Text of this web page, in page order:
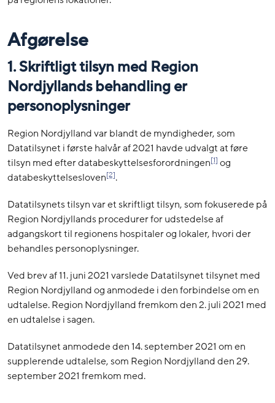
Afgørelse
1. Skriftligt tilsyn med Region
Nordjyllands behandling er
personoplysninger
Region Nordjylland var blandt de myndigheder, som
Datatilsynet i første halvår af 2021 havde udvalgt at føre
tilsyn med efter databeskyttelsesforordningen[1] og
databeskyttelsesloven[2].
Datatilsynets tilsyn var et skriftligt tilsyn, som fokuserede på
Region Nordjyllands procedurer for udstedelse af
adgangskort til regionens hospitaler og lokaler, hvori der
behandles personoplysninger.
Ved brev af 11. juni 2021 varslede Datatilsynet tilsynet med
Region Nordjylland og anmodede i den forbindelse om en
udtalelse. Region Nordjylland fremkom den 2. juli 2021 med
en udtalelse i sagen.
Datatilsynet anmodede den 14. september 2021 om en
supplerende udtalelse, som Region Nordjylland den 29.
september 2021 fremkom med.